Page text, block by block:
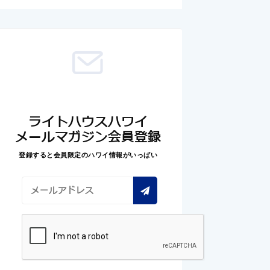
ライトハウスハワイ
メールマガジン会員登録
登録すると会員限定のハワイ情報がいっぱい